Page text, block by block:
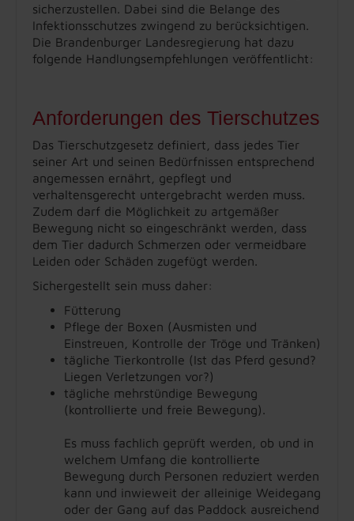
sicherzustellen. Dabei sind die Belange des
Infektionsschutzes zwingend zu berücksichtigen.
Die Brandenburger Landesregierung hat dazu
folgende Handlungsempfehlungen veröffentlicht:
Anforderungen des Tierschutzes
Das Tierschutzgesetz definiert, dass jedes Tier
seiner Art und seinen Bedürfnissen entsprechend
angemessen ernährt, gepflegt und
verhaltensgerecht untergebracht werden muss.
Zudem darf die Möglichkeit zu artgemäßer
Bewegung nicht so eingeschränkt werden, dass
dem Tier dadurch Schmerzen oder vermeidbare
Leiden oder Schäden zugefügt werden.
Sichergestellt sein muss daher:
Fütterung
Pflege der Boxen (Ausmisten und
Einstreuen, Kontrolle der Tröge und Tränken)
tägliche Tierkontrolle (Ist das Pferd gesund?
Liegen Verletzungen vor?)
tägliche mehrstündige Bewegung
(kontrollierte und freie Bewegung).
Es muss fachlich geprüft werden, ob und in
welchem Umfang die kontrollierte
Bewegung durch Personen reduziert werden
kann und inwieweit der alleinige Weidegang
oder der Gang auf das Paddock ausreichend